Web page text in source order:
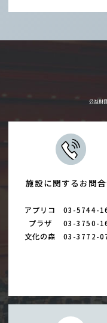
施設に関するお問
アプリコ 03-5744-
プラザ 03-3750-
文化の森 03-3772-